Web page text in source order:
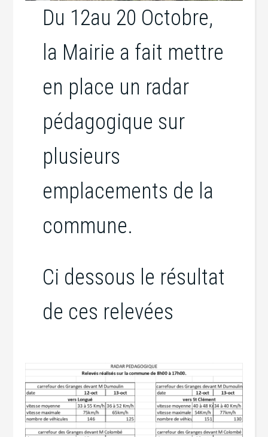
Du 12au 20 Octobre,
la Mairie a fait mettre
en place un radar
pédagogique sur
plusieurs
emplacements de la
commune.
Ci dessous le résultat
de ces relevées